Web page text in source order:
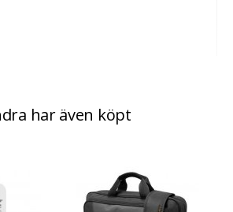
har även köpt